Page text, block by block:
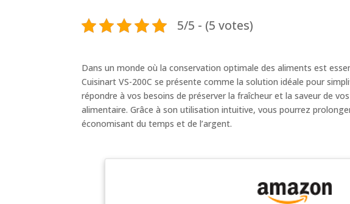
5/5 - (5 votes)
Dans un monde où la conservation optimale des aliments est
Cuisinart VS-200C se présente comme la solution idéale pour
répondre à vos besoins de préserver la fraîcheur et la saveur de
alimentaire. Grâce à son utilisation intuitive, vous pourrez
économisant du temps et de l’argent.